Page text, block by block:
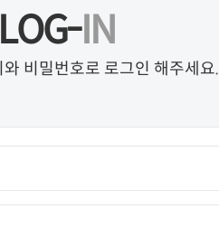
LOG-IN
와 비밀번호로 로그인 해주세요.